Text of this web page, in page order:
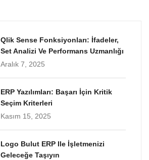
Qlik Sense Fonksiyonları: İfadeler,
Set Analizi Ve Performans Uzmanlığı
Aralık 7, 2025
ERP Yazılımları: Başarı İçin Kritik
Seçim Kriterleri
Kasım 15, 2025
Logo Bulut ERP Ile İşletmenizi
Geleceğe Taşıyın